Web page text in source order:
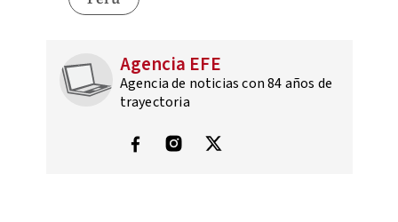
Agencia EFE
Agencia de noticias con 84 años de
trayectoria